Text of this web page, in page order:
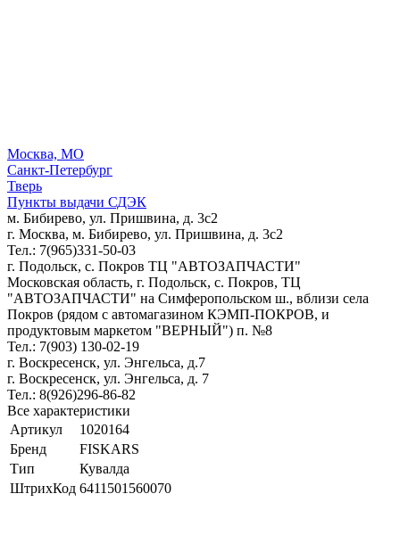
Москва, МО
Санкт-Петербург
Тверь
Пункты выдачи СДЭК
м. Бибирево, ул. Пришвина, д. 3с2
г. Москва, м. Бибирево, ул. Пришвина, д. 3с2
Тел.: 7(965)331-50-03
г. Подольск, c. Покров ТЦ "АВТОЗАПЧАСТИ"
Московская область, г. Подольск, c. Покров, ТЦ
"АВТОЗАПЧАСТИ" на Симферопольском ш., вблизи села
Покров (рядом с автомагазином КЭМП-ПОКРОВ, и
продуктовым маркетом "ВЕРНЫЙ") п. №8
Тел.: 7(903) 130-02-19
г. Воскресенск, ул. Энгельса, д.7
г. Воскресенск, ул. Энгельса, д. 7
Тел.: 8(926)296-86-82
Все характеристики
Артикул
1020164
Бренд
FISKARS
Тип
Кувалда
ШтрихКод 6411501560070